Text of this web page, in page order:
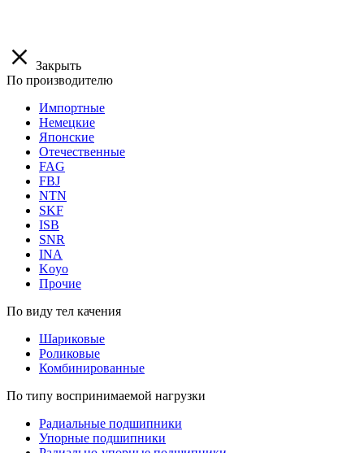
Закрыть
По производителю
Импортные
Немецкие
Японские
Отечественные
FAG
FBJ
NTN
SKF
ISB
SNR
INA
Koyo
Прочие
По виду тел качения
Шариковые
Роликовые
Комбинированные
По типу воспринимаемой нагрузки
Радиальные подшипники
Упорные подшипники